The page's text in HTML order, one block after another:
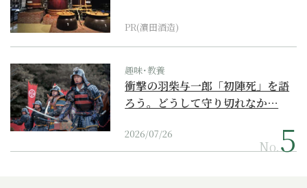
PR(濵田酒造)
趣味･教養
衝撃の羽柴与一郎「初陣死」を語
ろう。どうして守り切れなか…
2026/07/26
No.